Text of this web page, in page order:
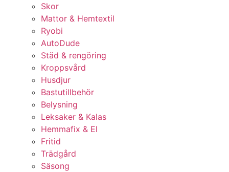
Skor
Mattor & Hemtextil
Ryobi
AutoDude
Städ & rengöring
Kroppsvård
Husdjur
Bastutillbehör
Belysning
Leksaker & Kalas
Hemmafix & El
Fritid
Trädgård
Säsong